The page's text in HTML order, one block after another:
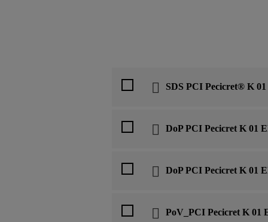
SDS PCI Pecicret® K 01
DoP PCI Pecicret K 01
DoP PCI Pecicret K 01
PoV_PCI Pecicret K 01